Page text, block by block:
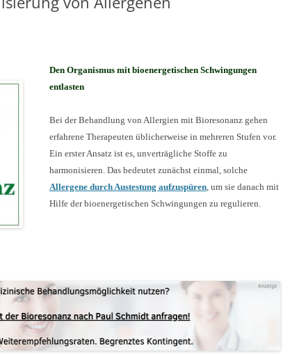
ES
MESSTECHNIKER
Den Organismus mit bioenergetischen Schwingungen
entlasten
Bei der Behandlung von Allergien mit Bioresonanz gehen
erfahrene Therapeuten üblicherweise in mehreren Stufen vor.
Ein erster Ansatz ist es, unverträgliche Stoffe zu
harmonisieren. Das bedeutet zunächst einmal, solche
Allergene durch Austestung aufzuspüren, um sie danach mit
Hilfe der bioenergetischen Schwingungen zu regulieren.